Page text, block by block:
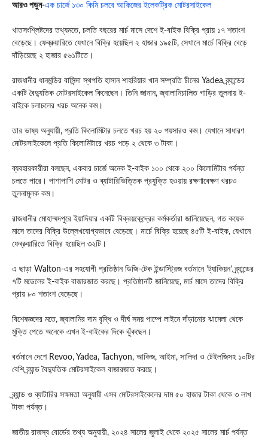
আরও পড়ুন-এক চার্জে ১৩০ কিমি চলবে আকিজের ইলেকট্রিক মোটরসাইকেল
খাতসংশ্লিষ্টদের তথ্যমতে, চলতি বছরের মার্চ মাসে দেশে ই-বাইক বিক্রি প্রায় ১৭ শতাংশ
বেড়েছে। ফেব্রুয়ারিতে যেখানে বিক্রি হয়েছিল ২ হাজার ১৯৫টি, সেখানে মার্চে বিক্রি বেড়ে
দাঁড়িয়েছে ২ হাজার ৫৬১টিতে।
রাজধানীর ধানমন্ডির বাসিন্দা স্থপতি হাসান শাহরিয়ার খান সম্প্রতি চীনের Yadeaব্র্যান্ডের
একটি বৈদ্যুতিক মোটরসাইকেল কিনেছেন। তিনি জানান, জ্বালানিচালিত গাড়ির তুলনায় ই-
বাইকে চলাচলের খরচ অনেক কম।
তার ভাষ্য অনুযায়ী, প্রতি কিলোমিটার চলতে খরচ হয় ২০ পয়সারও কম। যেখানে সাধারণ
মোটরসাইকেলে প্রতি কিলোমিটারে খরচ পড়ে ২ থেকে ৩ টাকা।
ব্যবহারকারীরা বলছেন, একবার চার্জে অনেক ই-বাইক ১০০ থেকে ২০০ কিলোমিটার পর্যন্ত
চলতে পারে। পাশাপাশি মোটর ও ব্যাটারিভিত্তিক প্রযুক্তি হওয়ায় রক্ষণাবেক্ষণ খরচও
তুলনামূলক কম।
রাজধানীর মোহাম্মদপুরে ইয়াদিয়ার একটি বিক্রয়কেন্দ্রের কর্মকর্তারা জানিয়েছেন, গত কয়েক
মাসে তাদের বিক্রি উল্লেখযোগ্যভাবে বেড়েছে। মার্চে বিক্রি হয়েছে ৪৫টি ই-বাইক, যেখানে
ফেব্রুয়ারিতে বিক্রি হয়েছিল ৩২টি।
এ ছাড়া Walton-এর সহযোগী প্রতিষ্ঠান ডিজি-টেক ইন্ডাস্ট্রিজ বর্তমানে ‘ট্যাকিয়ন’ ব্র্যান্ডের
৭টি মডেলের ই-বাইক বাজারজাত করছে। প্রতিষ্ঠানটি জানিয়েছে, মার্চ মাসে তাদের বিক্রি
প্রায় ৮০ শতাংশ বেড়েছে।
বিশেষজ্ঞদের মতে, জ্বালানির দাম বৃদ্ধি ও দীর্ঘ সময় পাম্পে লাইনে দাঁড়ানোর ঝামেলা থেকে
মুক্তি পেতে অনেকে এখন ই-বাইকের দিকে ঝুঁকছেন।
বর্তমানে দেশে Revoo, Yadea, Tachyon, আকিজ, আইমা, সালিদা ও টেইলজিসহ ১০টির
বেশি ব্র্যান্ড বৈদ্যুতিক মোটরসাইকেল বাজারজাত করছে।
ব্র্যান্ড ও ব্যাটারির সক্ষমতা অনুযায়ী এসব মোটরসাইকেলের দাম ৫০ হাজার টাকা থেকে ৩ লাখ
টাকা পর্যন্ত।
জাতীয় রাজস্ব বোর্ডের তথ্য অনুযায়ী, ২০২৪ সালের জুলাই থেকে ২০২৫ সালের মার্চ পর্যন্ত